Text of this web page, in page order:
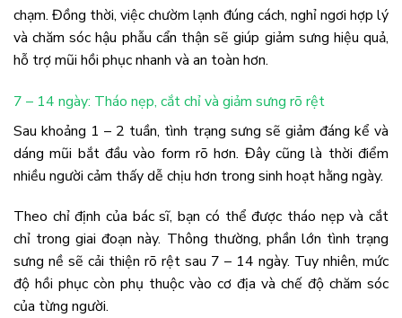
chạm. Đồng thời, việc chườm lạnh đúng cách, nghỉ ngơi hợp lý
và chăm sóc hậu phẫu cẩn thận sẽ giúp giảm sưng hiệu quả,
hỗ trợ mũi hồi phục nhanh và an toàn hơn.
7 – 14 ngày: Tháo nẹp, cắt chỉ và giảm sưng rõ rệt
Sau khoảng 1 – 2 tuần, tình trạng sưng sẽ giảm đáng kể và
dáng mũi bắt đầu vào form rõ hơn. Đây cũng là thời điểm
nhiều người cảm thấy dễ chịu hơn trong sinh hoạt hằng ngày.
Theo chỉ định của bác sĩ, bạn có thể được tháo nẹp và cắt
chỉ trong giai đoạn này. Thông thường, phần lớn tình trạng
sưng nề sẽ cải thiện rõ rệt sau 7 – 14 ngày. Tuy nhiên, mức
độ hồi phục còn phụ thuộc vào cơ địa và chế độ chăm sóc
của từng người.